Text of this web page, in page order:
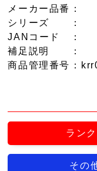
メーカー品番
：
シリーズ
：
JANコード
：
補足説明
：
商品管理番号 ：
ラン
その